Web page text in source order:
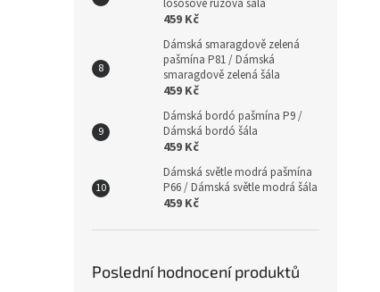
lososově růžová šála
459 Kč
Dámská smaragdově zelená
pašmína P81 / Dámská
smaragdově zelená šála
459 Kč
Dámská bordó pašmína P9 /
Dámská bordó šála
459 Kč
Dámská světle modrá pašmína
P66 / Dámská světle modrá šála
459 Kč
Poslední hodnocení produktů